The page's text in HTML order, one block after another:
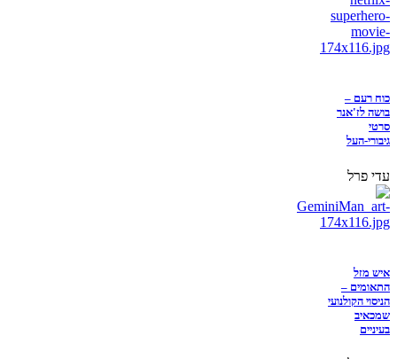
כוח רעם –
בושה לז'אנר
סרטי
גיבורי-העל
עדי פרל
איש מזל
התאומים –
הניסוי הקולנועי
שמכאיב
בעיניים